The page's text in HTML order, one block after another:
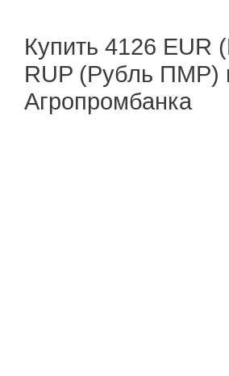
Купить 4126 EUR
RUP (Рубль ПМР)
Агропромбанка